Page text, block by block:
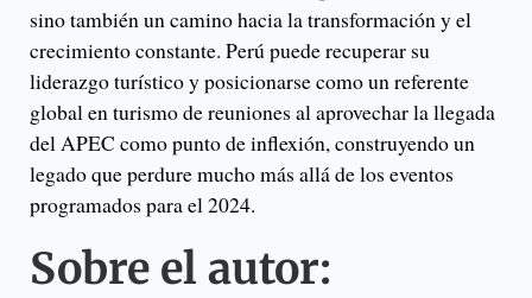
sino también un camino hacia la transformación y el
crecimiento constante. Perú puede recuperar su
liderazgo turístico y posicionarse como un referente
global en turismo de reuniones al aprovechar la llegada
del APEC como punto de inflexión, construyendo un
legado que perdure mucho más allá de los eventos
programados para el 2024.
Sobre el autor: